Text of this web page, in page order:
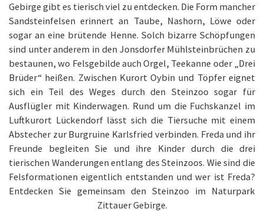
Gebirge gibt es tierisch viel zu entdecken. Die Form mancher
Sandsteinfelsen erinnert an Taube, Nashorn, Löwe oder
sogar an eine brütende Henne. Solch bizarre Schöpfungen
sind unter anderem in den Jonsdorfer Mühlsteinbrüchen zu
bestaunen, wo Felsgebilde auch Orgel, Teekanne oder „Drei
Brüder“ heißen. Zwischen Kurort Oybin und Töpfer eignet
sich ein Teil des Weges durch den Steinzoo sogar für
Ausflügler mit Kinderwagen. Rund um die Fuchskanzel im
Luftkurort Lückendorf lässt sich die Tiersuche mit einem
Abstecher zur Burgruine Karlsfried verbinden. Freda und ihr
Freunde begleiten Sie und ihre Kinder durch die drei
tierischen Wanderungen entlang des Steinzoos. Wie sind die
Felsformationen eigentlich entstanden und wer ist Freda?
Entdecken Sie gemeinsam den Steinzoo im Naturpark
Zittauer Gebirge.